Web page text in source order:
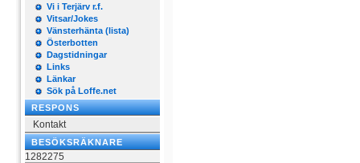
Vi i Terjärv r.f.
Vitsar/Jokes
Vänsterhänta (lista)
Österbotten
Dagstidningar
Links
Länkar
Sök på Loffe.net
RESPONS
Kontakt
BESÖKSRÄKNARE
1282275